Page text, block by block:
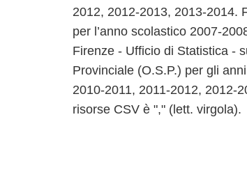
2012, 2012-2013, 2013-2014.
per l’anno scolastico 2007-
Firenze - Ufficio di Statistica -
Provinciale (O.S.P.) per gli
2010-2011, 2011-2012, 2012-
risorse CSV è "," (lett. virgola).